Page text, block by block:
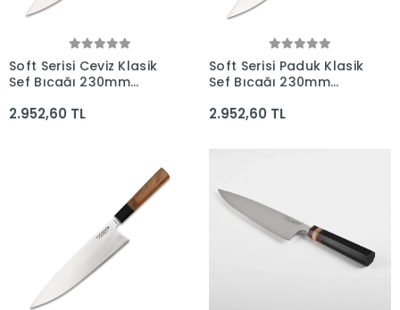
Soft Serisi Ceviz Klasik
Şef Bıçağı 230mm
Bıçakları
2.952,60 TL
Soft Serisi Paduk Klasik
Şef Bıçağı 230mm
Bıçakları
2.952,60 TL